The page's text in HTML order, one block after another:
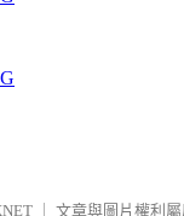
文章與圖片權利